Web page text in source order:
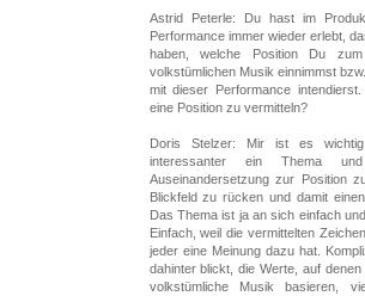
Astrid Peterle: Du hast im
Performance immer wieder erlebt,
haben, welche Position Du
volkstümlichen Musik einnimmst
mit dieser Performance
eine Position zu vermitteln?
Doris Stelzer: Mir ist es
interessanter ein Thema
Auseinandersetzung zur Position
Blickfeld zu rücken und damit
Das Thema ist ja an sich einfach
Einfach, weil die vermittelten
jeder eine Meinung dazu hat.
dahinter blickt, die Werte, auf
volkstümliche Musik basieren,